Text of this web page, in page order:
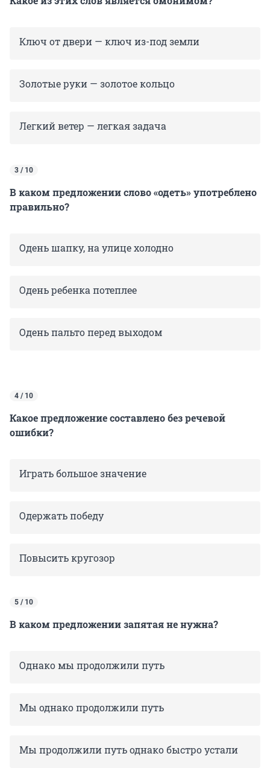
Ключ от двери — ключ из-под земли
Золотые руки — золотое кольцо
Легкий ветер — легкая задача
3 / 10
В каком предложении слово «одеть» употреблено
правильно?
Одень шапку, на улице холодно
Одень ребенка потеплее
Одень пальто перед выходом
4 / 10
Какое предложение составлено без речевой
ошибки?
Играть большое значение
Одержать победу
Повысить кругозор
5 / 10
В каком предложении запятая не нужна?
Однако мы продолжили путь
Мы однако продолжили путь
Мы продолжили путь однако быстро устали